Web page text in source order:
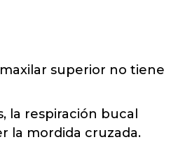
superior no tiene
la respiración bucal
la mordida cruzada.